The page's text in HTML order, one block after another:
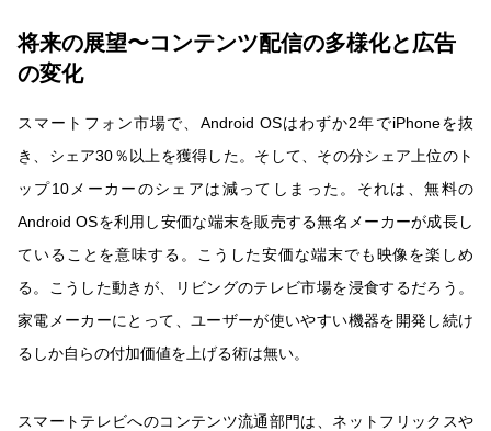
将来の展望〜コンテンツ配信の多様化と広告
の変化
スマートフォン市場で、Android OSはわずか2年でiPhoneを抜
き、シェア30％以上を獲得した。そして、その分シェア上位のト
ップ10メーカーのシェアは減ってしまった。それは、無料の
Android OSを利用し安価な端末を販売する無名メーカーが成長し
ていることを意味する。こうした安価な端末でも映像を楽しめ
る。こうした動きが、リビングのテレビ市場を浸食するだろう。
家電メーカーにとって、ユーザーが使いやすい機器を開発し続け
るしか自らの付加価値を上げる術は無い。
スマートテレビへのコンテンツ流通部門は、ネットフリックスや